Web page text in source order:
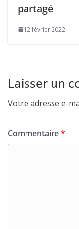
partagé
12 février 2022
Laisser un
Votre adresse e-
Commentaire*